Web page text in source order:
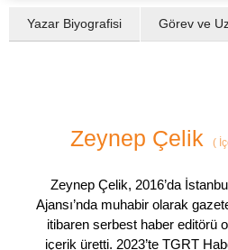
Yazar Biyografisi Görev ve
Zeynep Çelik (
Zeynep Çelik, 2016’da
Ajansı’nda muhabir olarak
itibaren serbest haber editörü
içerik üretti. 2023’te TGRT